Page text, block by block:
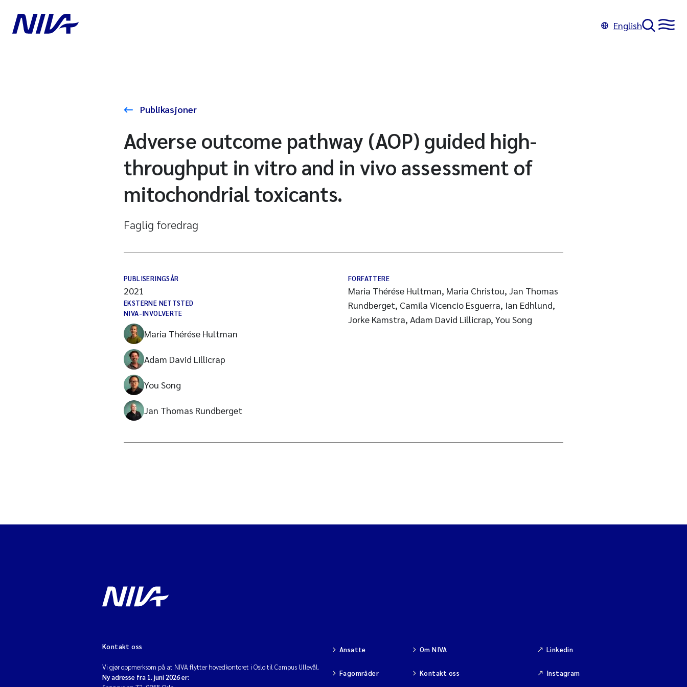
English
Publikasjoner
Adverse outcome pathway (AOP) guided high-
throughput in vitro and in vivo assessment of
mitochondrial toxicants.
Faglig foredrag
PUBLISERINGSÅR
2021
EKSTERNE NETTSTED
NIVA-INVOLVERTE
Maria Thérése Hultman
Adam David Lillicrap
You Song
Jan Thomas Rundberget
FORFATTERE
Maria Thérése Hultman, Maria Christou, Jan Thomas
Rundberget, Camila Vicencio Esguerra, Ian Edhlund,
Jorke Kamstra, Adam David Lillicrap, You Song
Kontakt oss
Vi gjør oppmerksom på at NIVA flytter hovedkontoret i Oslo til Campus Ullevål.
Ny adresse fra 1. juni 2026 er:
Ansatte
Fagområder
Om NIVA
Kontakt oss
Linkedin
Instagram